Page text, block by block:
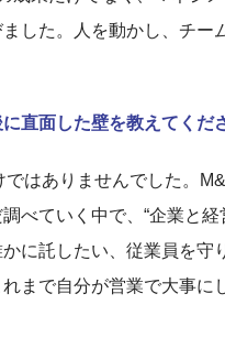
した。人を動かし、チー
直面した壁を教えてくだ
はありませんでした。
べていく中で、“企業と
に託したい、従業員を守
まで自分が営業で大事に